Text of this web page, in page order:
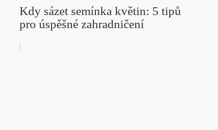
Kdy sázet semínka květin: 5 tipů
pro úspěšné zahradničení